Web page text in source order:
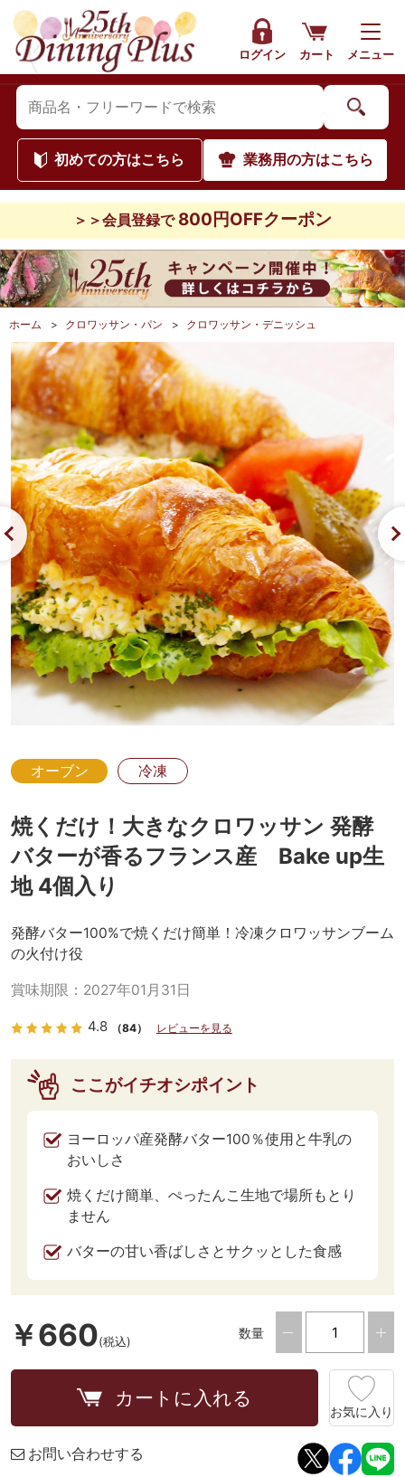
ログイン カート メニュー
初めての方はこちら 業務用の方はこちら
＞＞会員登録で 800円OFFクーポン
ホーム > クロワッサン・パン > クロワッサン・デニッシュ
オーブン 冷凍
焼くだけ！大きなクロワッサン 発酵
バターが香るフランス産 Bake up生
地 4個入り
発酵バター100%で焼くだけ簡単！冷凍クロワッサンブーム
の火付け役
賞味期限： 2027年01月31日
4.8 （84） レビューを見る
ここがイチオシポイント
ヨーロッパ産発酵バター100％使用と牛乳の
おいしさ
焼くだけ簡単、ぺったんこ生地で場所もとり
ません
バターの甘い香ばしさとサクッとした食感
￥660(税込)
数量
カートに入れる
お気に入り
お問い合わせする